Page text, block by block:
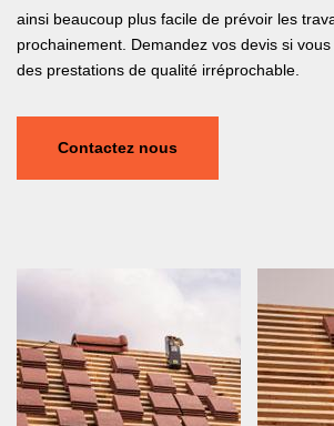
ainsi beaucoup plus facile de prévoir les
prochainement. Demandez vos devis si
des prestations de qualité irréprochable.
Contactez nous